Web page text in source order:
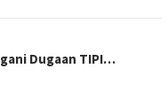
Dugaan TIPI…